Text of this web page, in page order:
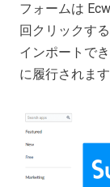
フォームは
回クリックす
インポートで
に履行されま